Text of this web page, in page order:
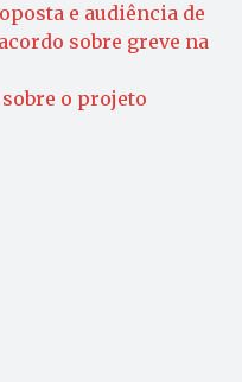
e audiência de
sobre greve na
o projeto